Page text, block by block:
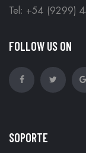
Tel: +54 (9299)
FOLLOW US ON
SOPORTE